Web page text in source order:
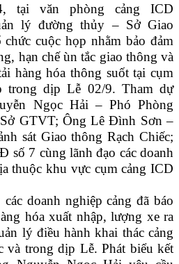
tại văn phòng cảng ICD
lý đường thủy – Sở Giao
cuộc họp nhằm bảo đảm
hạn chế ùn tắc giao thông và
hàng hóa thông suốt tại cụm
trong dịp Lễ 02/9. Tham dự
Ngọc Hải – Phó Phòng
GTVT; Ông Lê Đình Sơn –
sát Giao thông Rạch Chiếc;
7 cùng lãnh đạo các doanh
thuộc khu vực cụm cảng ICD
doanh nghiệp cảng đã báo
hóa xuất nhập, lượng xe ra
lý điều hành khai thác cảng
và trong dịp Lễ. Phát biểu kết